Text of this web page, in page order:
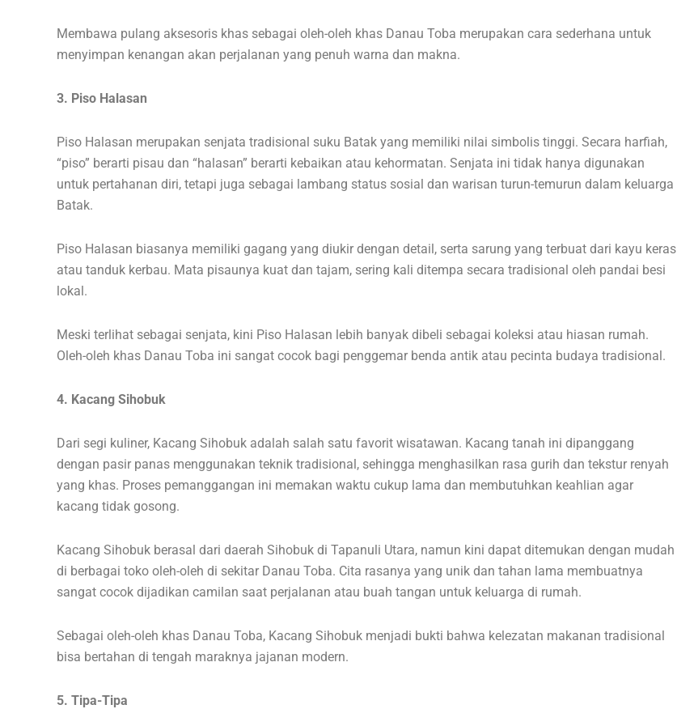
Membawa pulang aksesoris khas sebagai oleh-oleh khas Danau Toba merupakan cara sederhana untuk
menyimpan kenangan akan perjalanan yang penuh warna dan makna.
3. Piso Halasan
Piso Halasan merupakan senjata tradisional suku Batak yang memiliki nilai simbolis tinggi. Secara harfiah,
“piso” berarti pisau dan “halasan” berarti kebaikan atau kehormatan. Senjata ini tidak hanya digunakan
untuk pertahanan diri, tetapi juga sebagai lambang status sosial dan warisan turun-temurun dalam keluarga
Batak.
Piso Halasan biasanya memiliki gagang yang diukir dengan detail, serta sarung yang terbuat dari kayu keras
atau tanduk kerbau. Mata pisaunya kuat dan tajam, sering kali ditempa secara tradisional oleh pandai besi
lokal.
Meski terlihat sebagai senjata, kini Piso Halasan lebih banyak dibeli sebagai koleksi atau hiasan rumah.
Oleh-oleh khas Danau Toba ini sangat cocok bagi penggemar benda antik atau pecinta budaya tradisional.
4. Kacang Sihobuk
Dari segi kuliner, Kacang Sihobuk adalah salah satu favorit wisatawan. Kacang tanah ini dipanggang
dengan pasir panas menggunakan teknik tradisional, sehingga menghasilkan rasa gurih dan tekstur renyah
yang khas. Proses pemanggangan ini memakan waktu cukup lama dan membutuhkan keahlian agar
kacang tidak gosong.
Kacang Sihobuk berasal dari daerah Sihobuk di Tapanuli Utara, namun kini dapat ditemukan dengan mudah
di berbagai toko oleh-oleh di sekitar Danau Toba. Cita rasanya yang unik dan tahan lama membuatnya
sangat cocok dijadikan camilan saat perjalanan atau buah tangan untuk keluarga di rumah.
Sebagai oleh-oleh khas Danau Toba, Kacang Sihobuk menjadi bukti bahwa kelezatan makanan tradisional
bisa bertahan di tengah maraknya jajanan modern.
5. Tipa-Tipa